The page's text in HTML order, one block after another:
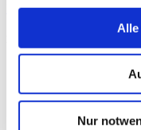
Nur
Krankenpflegerinnen
Anzahl (gesamt)
Personal mit direktem
Beschäftigungsverhältnis